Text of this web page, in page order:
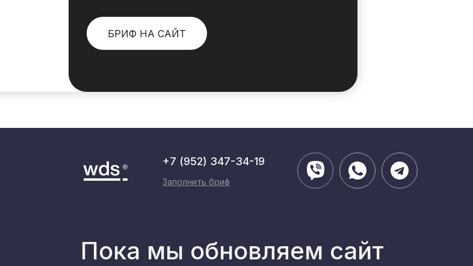
БРИФ НА САЙТ
Пока мы обновляем сайт
+7 (952) 347-34-19
Заполнить бриф